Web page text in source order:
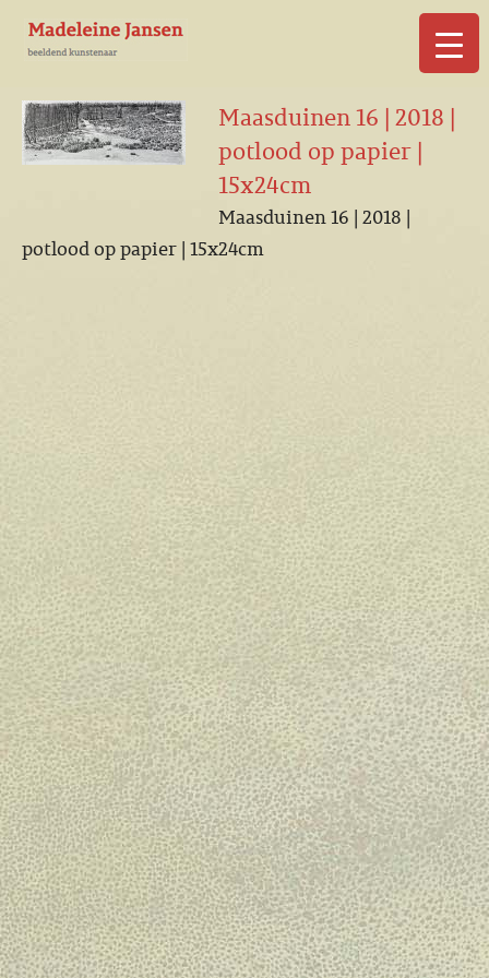
Maasduinen 16 | 2018 |
potlood op papier |
15x24cm
Maasduinen 16 | 2018 |
potlood op papier | 15x24cm
▼